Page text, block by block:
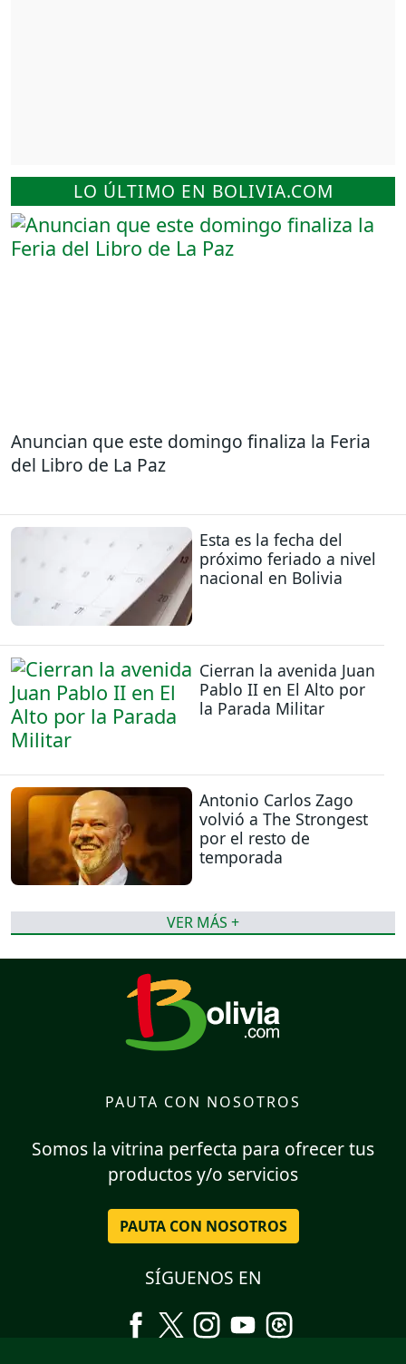
LO ÚLTIMO EN BOLIVIA.COM
Anuncian que este domingo finaliza la Feria
del Libro de La Paz
Esta es la fecha del
próximo feriado a nivel
nacional en Bolivia
Cierran la avenida Juan
Pablo II en El Alto por
la Parada Militar
Antonio Carlos Zago
volvió a The Strongest
por el resto de
temporada
VER MÁS +
PAUTA CON NOSOTROS
Somos la vitrina perfecta para ofrecer tus
productos y/o servicios
PAUTA CON NOSOTROS
SÍGUENOS EN